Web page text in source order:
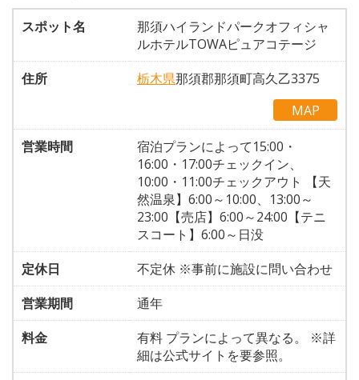
スポット名
那須ハイランドパークオフィシャ
ルホテルTOWAピュアコテージ
住所
栃木県那須郡那須町高久乙3375
MAP
営業時間
宿泊プランによって15:00・
16:00・17:00チェックイン、
10:00・11:00チェックアウト 【天
然温泉】6:00～10:00、13:00～
23:00【売店】6:00～24:00【テニ
スコート】6:00～日没
定休日
不定休 ※事前に施設に問い合わせ
営業期間
通年
料金
有料 プランによって異なる。 ※詳
細は公式サイトを要参照。